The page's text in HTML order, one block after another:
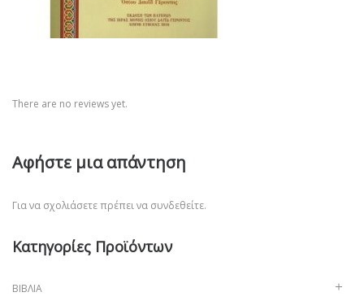
There are no reviews yet.
Αφήστε μια απάντηση
Για να σχολιάσετε πρέπει να συνδεθείτε.
Κατηγορίες Προϊόντων
ΒΙΒΛΊΑ